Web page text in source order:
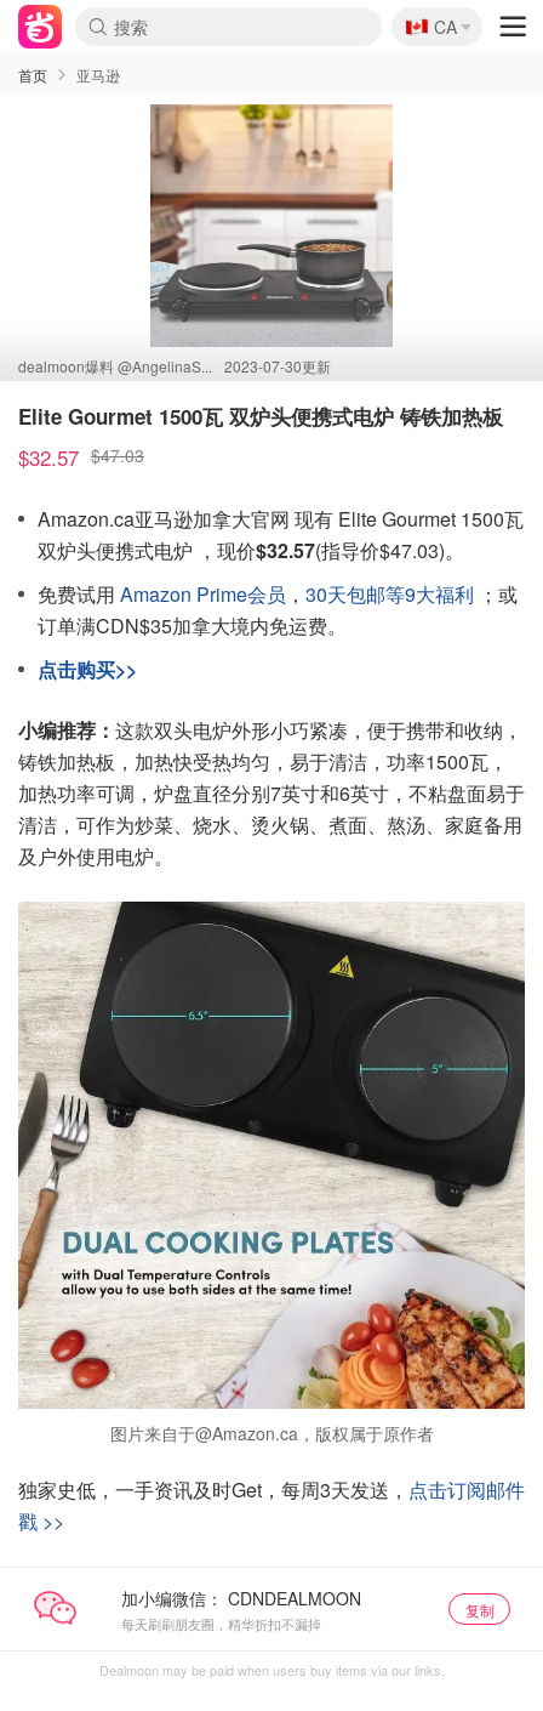
🇨🇦
CA
首页 亚马逊
dealmoon爆料 @AngelinaS... 2023-07-30更新
Elite Gourmet 1500瓦 双炉头便携式电炉 铸铁加热板
$32.57 $47.03
Amazon.ca亚马逊加拿大官网 现有 Elite Gourmet 1500瓦
双炉头便携式电炉 ，现价$32.57(指导价$47.03)。
免费试用 Amazon Prime会员 ， 30天包邮等9大福利 ；或
订单满CDN$35加拿大境内免运费。
点击购买>>
小编推荐： 这款双头电炉外形小巧紧凑，便于携带和收纳，
铸铁加热板，加热快受热均匀，易于清洁，功率1500瓦，
加热功率可调，炉盘直径分别7英寸和6英寸，不粘盘面易于
清洁，可作为炒菜、烧水、烫火锅、煮面、熬汤、家庭备用
及户外使用电炉。
图片来自于@Amazon.ca，版权属于原作者
独家史低，一手资讯及时Get，每周3天发送， 点击订阅邮件
戳 >>
加小编微信：
每天刷刷朋友圈，精华折扣不漏掉
复制
Dealmoon may be paid when users buy items via our links.